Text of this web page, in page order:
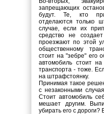
запрещающих
будут. Те, кто
отделаются только
случае, если их
средство не
проезжают по этой
общественному
стоит на "зебре" его
автомобиль стоит на
транспорта - тоже.
на штрафстоянку.
Принимая такое
с незаконными
Стоит автомобиль
мешает другим.
убирать его с дороги?